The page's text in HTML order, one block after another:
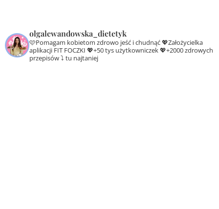
olgalewandowska_dietetyk
🩷Pomagam kobietom zdrowo jeść i chudnąć💖Założycielka
aplikacji FIT FOCZKI 💖+50 tys użytkowniczek💖+2000 zdrowych
przepisów ⤵️ tu najtaniej